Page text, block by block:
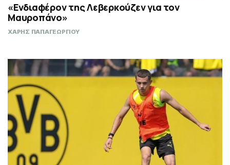
«Ενδιαφέρον της Λεβερκούζεν για τον
Μαυροπάνο»
ΧΑΡΗΣ ΠΑΠΑΓΕΩΡΓΙΟΥ